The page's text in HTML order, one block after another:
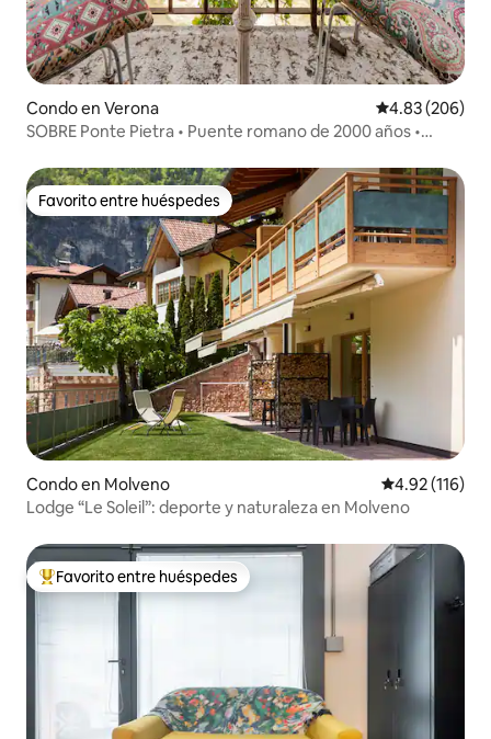
Condo en Verona Calificación
4.83 (206)
SOBRE Ponte Pietra • Puente romano de 2000 años •
Favorito entre huéspedes
Favorito entre huéspedes
Condo en Molveno Calificación
4.92 (116)
Lodge “Le Soleil”: deporte y naturaleza en Molveno
Favorito entre huéspedes preferido
Favorito entre huéspedes